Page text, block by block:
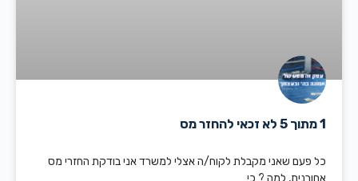
כל פעם שאני מקבלת לקוח/ה אצלי למשרד אני בודקת החזרי מס
אחורנית, למה ? כי